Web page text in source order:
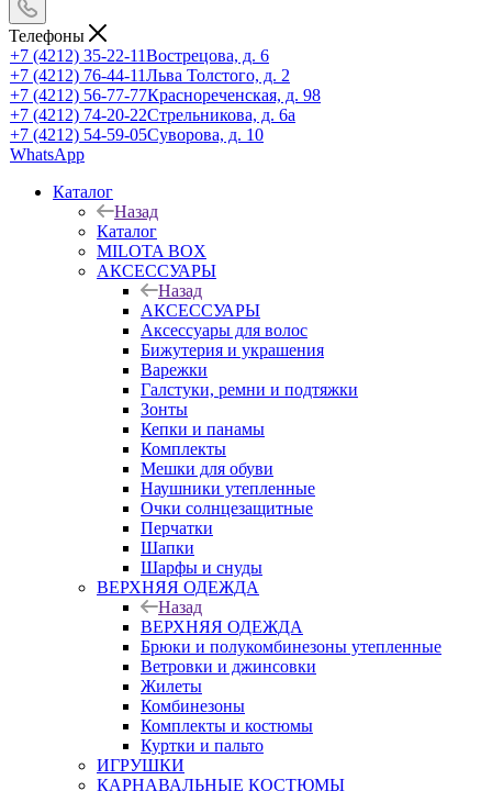
Телефоны
+7 (4212) 35-22-11Вострецова, д. 6
+7 (4212) 76-44-11Льва Толстого, д. 2
+7 (4212) 56-77-77Краснореченская, д. 98
+7 (4212) 74-20-22Стрельникова, д. 6а
+7 (4212) 54-59-05Суворова, д. 10
WhatsApp
Каталог
Назад
Каталог
MILOTA BOX
АКСЕССУАРЫ
Назад
АКСЕССУАРЫ
Аксессуары для волос
Бижутерия и украшения
Варежки
Галстуки, ремни и подтяжки
Зонты
Кепки и панамы
Комплекты
Мешки для обуви
Наушники утепленные
Очки солнцезащитные
Перчатки
Шапки
Шарфы и снуды
ВЕРХНЯЯ ОДЕЖДА
Назад
ВЕРХНЯЯ ОДЕЖДА
Брюки и полукомбинезоны утепленные
Ветровки и джинсовки
Жилеты
Комбинезоны
Комплекты и костюмы
Куртки и пальто
ИГРУШКИ
КАРНАВАЛЬНЫЕ КОСТЮМЫ